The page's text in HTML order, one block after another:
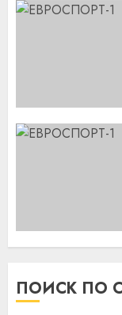
ПОИСК ПО